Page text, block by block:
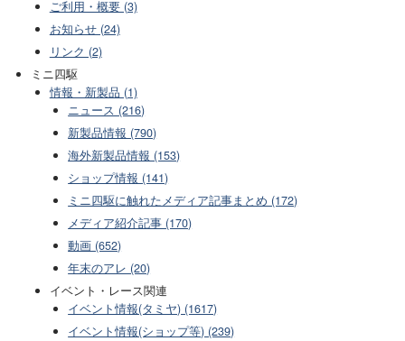
ご利用・概要 (3)
お知らせ (24)
リンク (2)
ミニ四駆
情報・新製品 (1)
ニュース (216)
新製品情報 (790)
海外新製品情報 (153)
ショップ情報 (141)
ミニ四駆に触れたメディア記事まとめ (172)
メディア紹介記事 (170)
動画 (652)
年末のアレ (20)
イベント・レース関連
イベント情報(タミヤ) (1617)
イベント情報(ショップ等) (239)